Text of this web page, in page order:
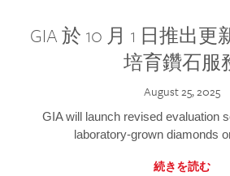
GIA 於 10 月 1 日推出
培育鑽石服
August 25, 2025
GIA will launch revised evaluation
laboratory-grown diamonds
続きを読む